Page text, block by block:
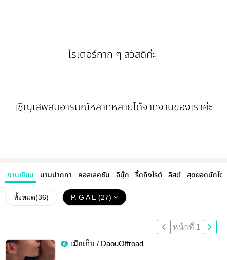
ไรเตอร์กาก ๆ สวัสดีค่ะ
เชิญเสพสมอารมณ์หลากหลายได้จากงานของเราค่ะ
งานเขียน นามปากกา คอลเลคชัน อีบุ๊ก รี้ดถึงไรต์ ลิสต์ สุดยอดนักโด
ทั้งหมด(36) P. G A E (27)
หน้าที่ 1
เมียเก็บ / DaouOffroad